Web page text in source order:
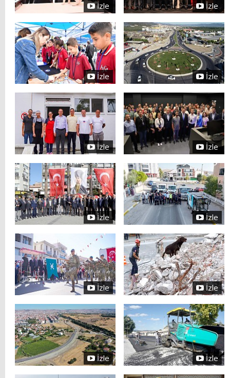
İzle İzle
İzle İzle
İzle İzle
İzle İzle
İzle İzle
İzle İzle